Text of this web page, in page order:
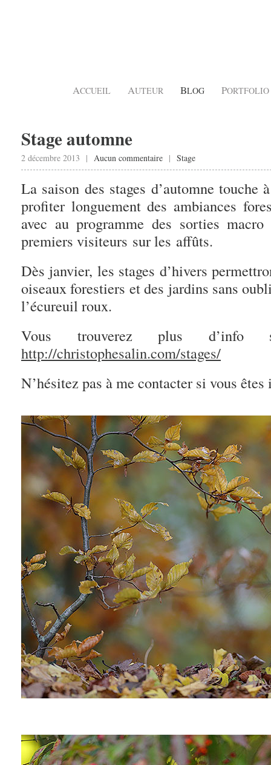
ACCUEIL AUTEUR BLOG PORTFOLIO
Stage automne
2 décembre 2013 | Aucun commentaire | Stage
La saison des stages d’automne
profiter longuement des ambiances
avec au programme des sorties
premiers visiteurs sur les affûts.
Dès janvier, les stages d’hivers
oiseaux forestiers et des jardins sans
l’écureuil roux.
Vous trouverez plus
http://christophesalin.com/stages/
N’hésitez pas à me contacter si vous êtes